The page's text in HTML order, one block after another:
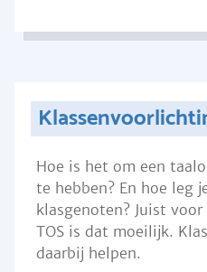
Hoe is het om een
te hebben? En hoe leg
klasgenoten? Juist
TOS is dat moeilijk.
daarbij helpen.